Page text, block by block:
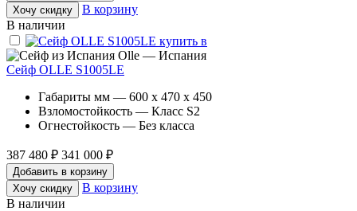
Хочу скидку
В корзину
В наличии
Olle — Испания
Сейф OLLE S1005LE
Габариты мм — 600 x 470 x 450
Взломостойкость — Класс S2
Огнестойкость — Без класса
387 480 ₽ 341 000 ₽
Добавить в корзину
Хочу скидку
В корзину
В наличии